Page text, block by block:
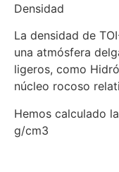
Densidad
La densidad de
una atmósfera
ligeros, como
núcleo rocoso
Hemos calculado
g/cm3